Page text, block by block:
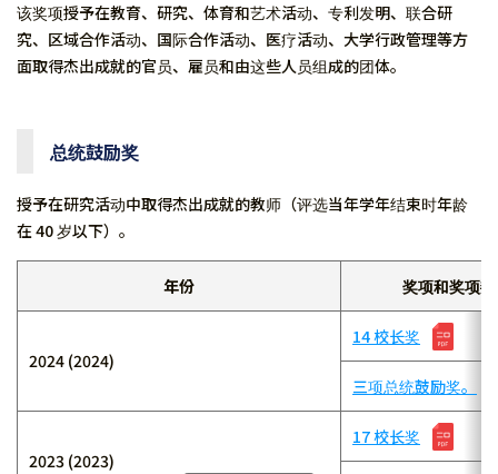
该奖项授予在教育、研究、体育和艺术活动、专利发明、联合研
究、区域合作活动、国际合作活动、医疗活动、大学行政管理等方
面取得杰出成就的官员、雇员和由这些人员组成的团体。
总统鼓励奖
授予在研究活动中取得杰出成就的教师（评选当年学年结束时年龄
在 40 岁以下）。
年份 奖项和奖项
2024 (2024)
14 校长奖
三项总统鼓励奖。
2023 (2023)
17 校长奖